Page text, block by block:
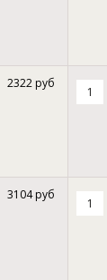
2322 руб
3104 руб